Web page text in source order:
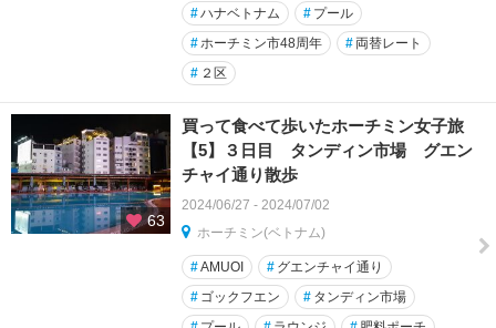
#ハナベトナム # プール
# ホーチミン市48周年 # 両替レート
# ２区
63
買って食べて歩いたホーチミン女子旅
【5】３日目 タンディン市場 グエン
チャイ通り散歩
2024/06/27 - 2024/07/02
ホーチミン(ベトナム)
#AMUOI # グエンチャイ通り
# ゴックフエン # タンディン市場